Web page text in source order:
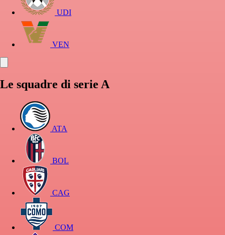
UDI
VEN
Le squadre di serie A
ATA
BOL
CAG
COM